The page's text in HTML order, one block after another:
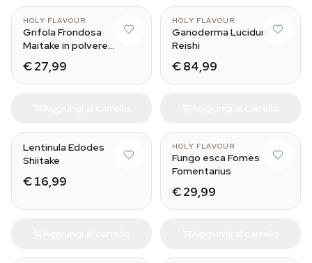
HOLY FLAVOUR
Grifola Frondosa
Maitake in polvere
€ 27,99
HOLY FLAVOUR
Ganoderma Lucidum
Reishi
€ 84,99
Lentinula Edodes
Shiitake
€ 16,99
HOLY FLAVOUR
Fungo esca Fomes
Fomentarius
€ 29,99